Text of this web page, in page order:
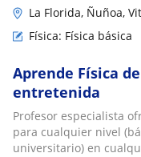
La Florida, Ñuñoa,
Física: Física básica
Aprende Física
entretenida
Profesor especialista
para cualquier nivel
universitario) en